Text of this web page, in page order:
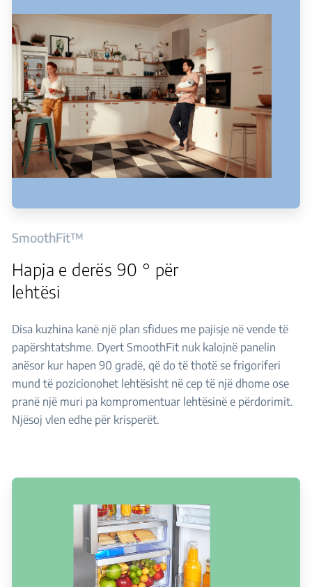
SmoothFit™
Hapja e derës 90 ° për
lehtësi
Disa kuzhina kanë një plan sfidues me pajisje në vende të
papërshtatshme. Dyert SmoothFit nuk kalojnë panelin
anësor kur hapen 90 gradë, që do të thotë se frigoriferi
mund të pozicionohet lehtësisht në cep të një dhome ose
pranë një muri pa kompromentuar lehtësinë e përdorimit.
Njësoj vlen edhe për krisperët.